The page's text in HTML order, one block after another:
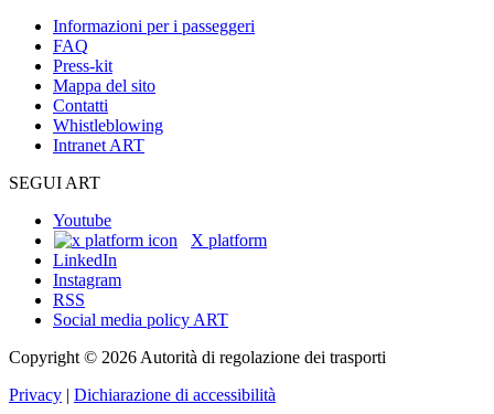
Informazioni per i passeggeri
FAQ
Press-kit
Mappa del sito
Contatti
Whistleblowing
Intranet ART
SEGUI ART
Youtube
X platform
LinkedIn
Instagram
RSS
Social media policy ART
Copyright © 2026 Autorità di regolazione dei trasporti
Privacy | Dichiarazione di accessibilità